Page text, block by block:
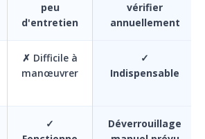
peu
d'entretien
vérifier
annuellement
✗ Difficile à
manœuvrer
✓
Indispensable
✓
Déverrouillage